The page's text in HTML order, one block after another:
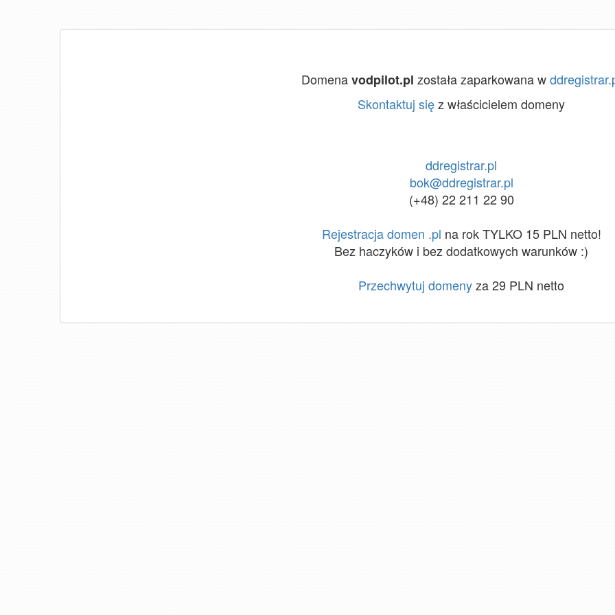
Domenavodpilot.pl została zaparkowana w
Skontaktuj sięz właścicielem domeny
ddregistrar.pl
bok@ddregistrar.pl
(+48) 22 211 22 90
Rejestracja domen .pl na rok TYLKO 15 PLN netto!
Bez haczyków i bez dodatkowych warunków :)
Przechwytuj domenyza 29 PLN netto